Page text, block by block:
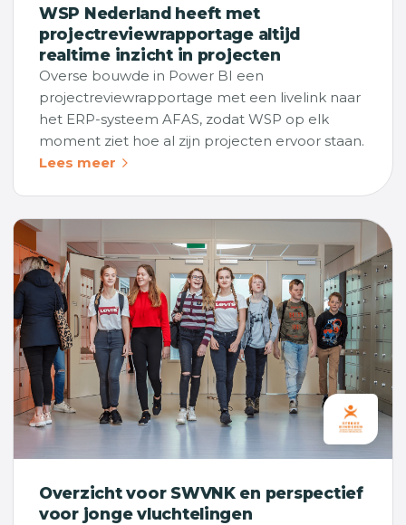
WSP Nederland heeft met
projectreviewrapportage altijd
realtime inzicht in projecten
Overse bouwde in Power BI een
projectreviewrapportage met een livelink naar
het ERP-systeem AFAS, zodat WSP op elk
moment ziet hoe al zijn projecten ervoor staan.
Lees meer
Overzicht voor SWVNK en perspectief
voor jonge vluchtelingen